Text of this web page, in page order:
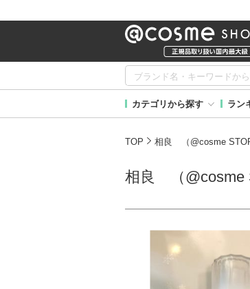
カテゴリから探す ラン
TOP 相良 （@cosme
相良 （@cosme